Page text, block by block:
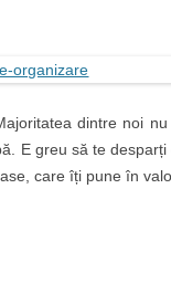
dintre noi
E greu să te
care îți pune în